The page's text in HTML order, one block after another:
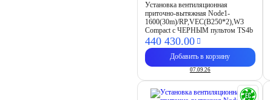
Установка вентиляционная
приточно-вытяжная Node1-
1600(30m)/RP,VEC(B250*2),W3
Compact с ЧЕРНЫМ пультом TS4b
440 430.00
Добавить в корзину
07.09.26